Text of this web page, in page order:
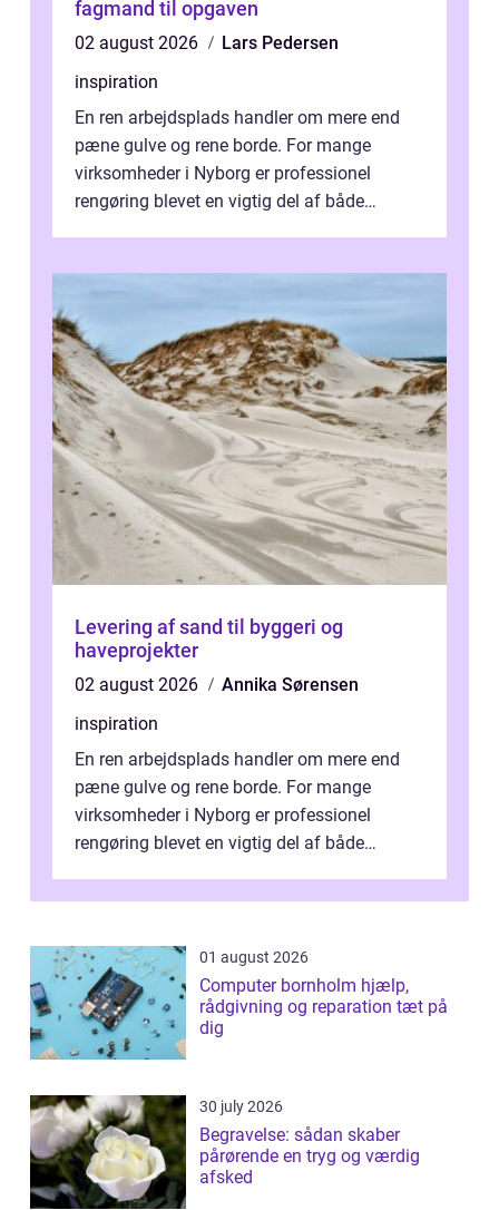
fagmand til opgaven
02 august 2026
Lars Pedersen
inspiration
En ren arbejdsplads handler om mere end
pæne gulve og rene borde. For mange
virksomheder i Nyborg er professionel
rengøring blevet en vigtig del af både
Levering af sand til byggeri og
haveprojekter
02 august 2026
Annika Sørensen
inspiration
En ren arbejdsplads handler om mere end
pæne gulve og rene borde. For mange
virksomheder i Nyborg er professionel
rengøring blevet en vigtig del af både
samlede ...
01 august 2026
Computer bornholm hjælp,
rådgivning og reparation tæt på
dig
30 july 2026
Begravelse: sådan skaber
pårørende en tryg og værdig
afsked